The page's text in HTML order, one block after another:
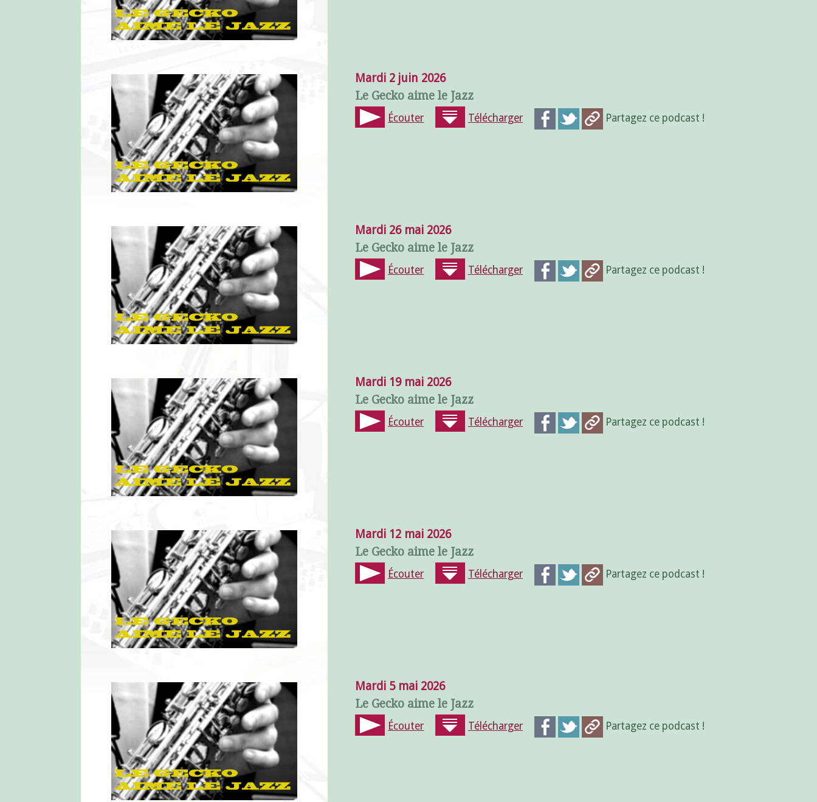
Mardi 2 juin 2026
Le Gecko aime le Jazz
Écouter Télécharger Partagez ce podcast !
Mardi 26 mai 2026
Le Gecko aime le Jazz
Écouter Télécharger Partagez ce podcast !
Mardi 19 mai 2026
Le Gecko aime le Jazz
Écouter Télécharger Partagez ce podcast !
Mardi 12 mai 2026
Le Gecko aime le Jazz
Écouter Télécharger Partagez ce podcast !
Mardi 5 mai 2026
Le Gecko aime le Jazz
Écouter Télécharger Partagez ce podcast !